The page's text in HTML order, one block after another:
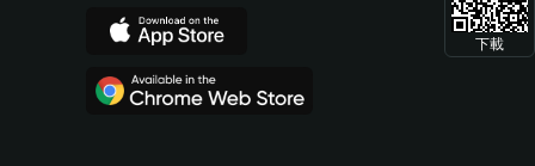
Español (Argentina)
下載